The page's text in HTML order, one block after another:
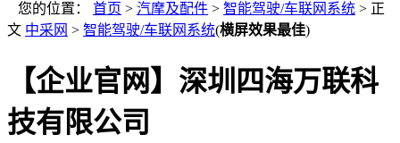
您的位置： 首页 > 汽摩及配件 > 智能驾驶/车联网系统 > 正
文 中采网 > 智能驾驶/车联网系统(横屏效果最佳)
【企业官网】深圳四海万联科
技有限公司